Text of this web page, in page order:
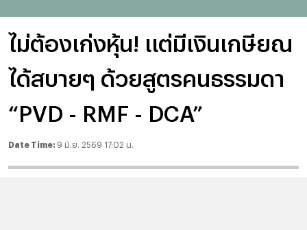
ไม่ต้องเก่งหุ้น! แต่มีเงินเกษียณ
ได้สบายๆ ด้วยสูตรคนธรรมดา
“PVD - RMF - DCA”
Date Time: 9 มิ.ย. 2569 17:02 น.